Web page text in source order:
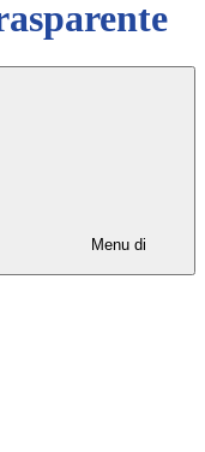
Menu di